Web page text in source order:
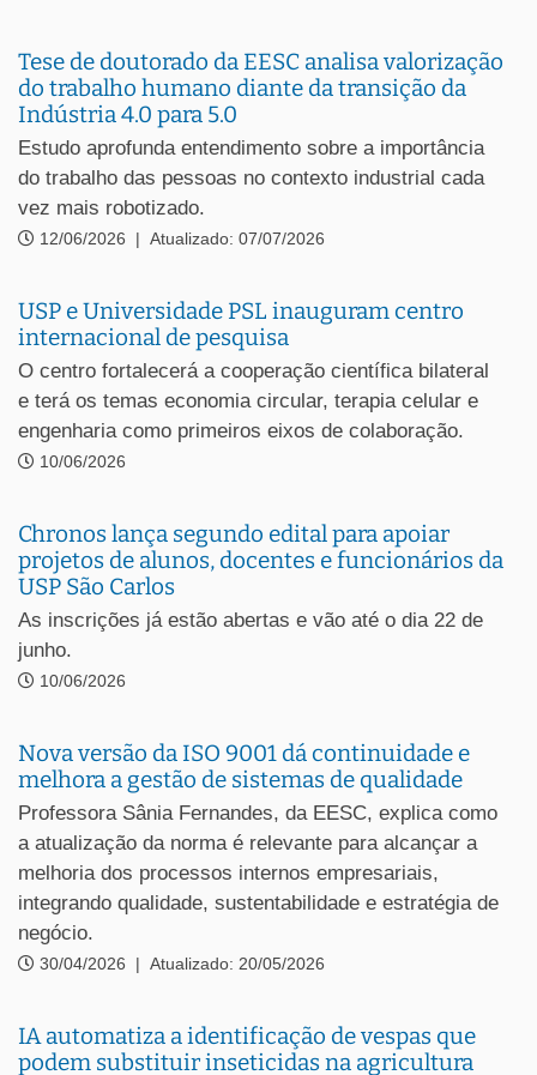
Tese de doutorado da EESC analisa valorização
do trabalho humano diante da transição da
Indústria 4.0 para 5.0
Estudo aprofunda entendimento sobre a importância
do trabalho das pessoas no contexto industrial cada
vez mais robotizado.
12/06/2026 Atualizado: 07/07/2026
USP e Universidade PSL inauguram centro
internacional de pesquisa
O centro fortalecerá a cooperação científica bilateral
e terá os temas economia circular, terapia celular e
engenharia como primeiros eixos de colaboração.
10/06/2026
Chronos lança segundo edital para apoiar
projetos de alunos, docentes e funcionários da
USP São Carlos
As inscrições já estão abertas e vão até o dia 22 de
junho.
10/06/2026
Nova versão da ISO 9001 dá continuidade e
melhora a gestão de sistemas de qualidade
Professora Sânia Fernandes, da EESC, explica como
a atualização da norma é relevante para alcançar a
melhoria dos processos internos empresariais,
integrando qualidade, sustentabilidade e estratégia de
negócio.
30/04/2026 Atualizado: 20/05/2026
IA automatiza a identificação de vespas que
podem substituir inseticidas na agricultura